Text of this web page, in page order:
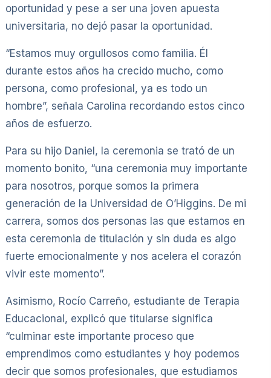
oportunidad y pese a ser una joven apuesta
universitaria, no dejó pasar la oportunidad.
“Estamos muy orgullosos como familia. Él
durante estos años ha crecido mucho, como
persona, como profesional, ya es todo un
hombre”, señala Carolina recordando estos cinco
años de esfuerzo.
Para su hijo Daniel, la ceremonia se trató de un
momento bonito, “una ceremonia muy importante
para nosotros, porque somos la primera
generación de la Universidad de O’Higgins. De mi
carrera, somos dos personas las que estamos en
esta ceremonia de titulación y sin duda es algo
fuerte emocionalmente y nos acelera el corazón
vivir este momento”.
Asimismo, Rocío Carreño, estudiante de Terapia
Educacional, explicó que titularse significa
“culminar este importante proceso que
emprendimos como estudiantes y hoy podemos
decir que somos profesionales, que estudiamos